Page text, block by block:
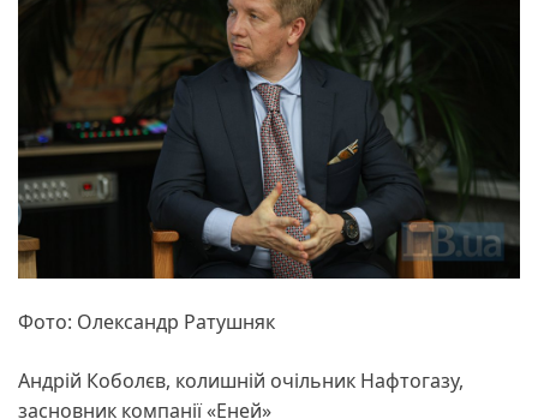
Фото: Олександр Ратушняк
Андрій Коболєв, колишній очільник Нафтогазу,
засновник компанії «Еней»